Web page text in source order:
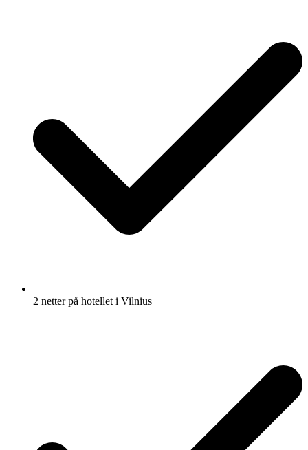
2 netter på hotellet i Vilnius